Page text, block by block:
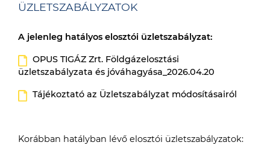
ÜZLETSZABÁLYZATOK
A jelenleg hatályos elosztói üzletszabályzat:
OPUS TIGÁZ Zrt. Földgázelosztási
üzletszabályzata és jóváhagyása_2026.04.20
Tájékoztató az Üzletszabályzat módosításairól
Korábban hatályban lévő elosztói üzletszabályzatok: